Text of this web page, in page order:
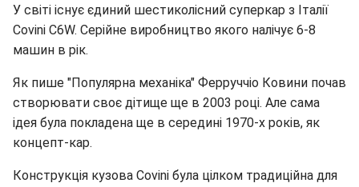
У світі існує єдиний шестиколісний суперкар з Італії
Covini C6W. Серійне виробництво якого налічує 6-8
машин в рік.
Як пише "Популярна механіка" Ферруччіо Ковини почав
створювати своє дітище ще в 2003 році. Але сама
ідея була покладена ще в середині 1970-х років, як
концепт-кар.
Конструкція кузова Covini була цілком традиційна для